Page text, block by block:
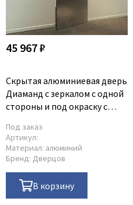
45 967 ₽
Скрытая алюминиевая дверь
Диаманд с зеркалом с одной
стороны и под окраску с
Под заказ
Артикул:
Материал: алюминий
Бренд: Дверцов
В корзину